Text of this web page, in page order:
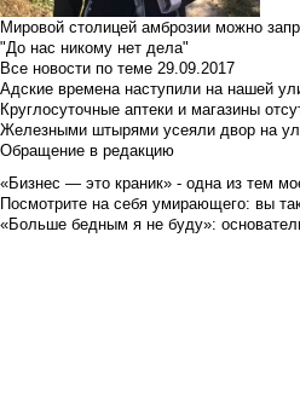
Мировой столицей амброзии можно
"До нас никому нет дела"
Все новости по теме 29.09.2017
Адские времена наступили на нашей
Круглосуточные аптеки и магазины
Железными штырями усеяли двор на
Обращение в редакцию
«Бизнес — это краник» - одна из тем
Посмотрите на себя умирающего: вы
«Больше бедным я не буду»: